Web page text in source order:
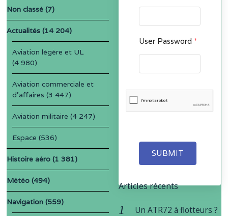
User Password *
SUBMIT
Non classé (7)
Actualités (14 204)
Aviation légère et UL
(4 980)
Aviation commerciale et
d'affaires (3 447)
Aviation militaire (4 247)
Espace (536)
Histoire aéro (1 381)
Météo (494)
Navigation (559)
Articles récents
Un ATR72 à flotteurs ?